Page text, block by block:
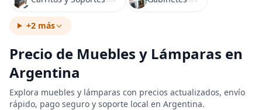
+2 más
Precio de Muebles y Lámparas en
Argentina
Explora muebles y lámparas con precios actualizados, envío
rápido, pago seguro y soporte local en Argentina.